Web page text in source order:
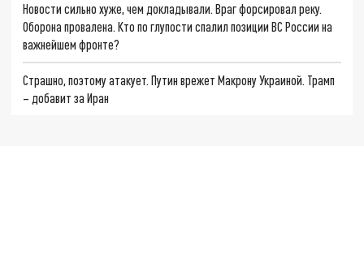
Новости сильно хуже, чем докладывали. Враг форсировал реку.
Оборона провалена. Кто по глупости спалил позиции ВС России на
важнейшем фронте?
Страшно, поэтому атакует. Путин врежет Макрону Украиной. Трамп
– добавит за Иран